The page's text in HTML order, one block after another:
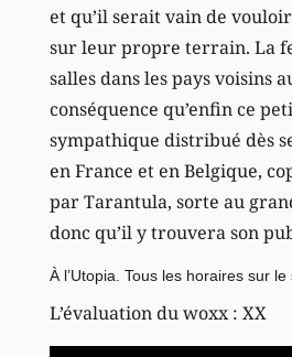
et qu’il serait vain de
sur leur propre terrain. La
salles dans les pays voisins
conséquence qu’enfin ce
sympathique distribué dès
en France et en Belgique,
par Tarantula, sorte au
donc qu’il y trouvera son
À l’Utopia. Tous les horaires sur le
L’évaluation du woxx : XX